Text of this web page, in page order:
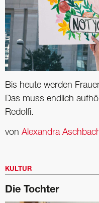
Bis heute werden
Das muss endlich
Redolfi.
von Alexandra
KULTUR
Die Tochter